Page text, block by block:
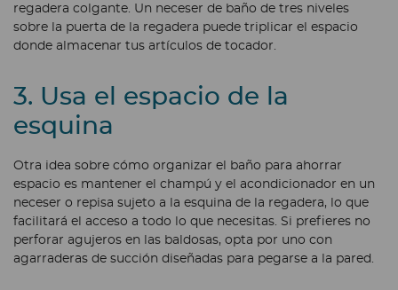
regadera colgante. Un neceser de baño de tres niveles
sobre la puerta de la regadera puede triplicar el espacio
donde almacenar tus artículos de tocador.
3. Usa el espacio de la
esquina
Otra idea sobre cómo organizar el baño para ahorrar
espacio es mantener el champú y el acondicionador en un
neceser o repisa sujeto a la esquina de la regadera, lo que
facilitará el acceso a todo lo que necesitas. Si prefieres no
perforar agujeros en las baldosas, opta por uno con
agarraderas de succión diseñadas para pegarse a la pared.